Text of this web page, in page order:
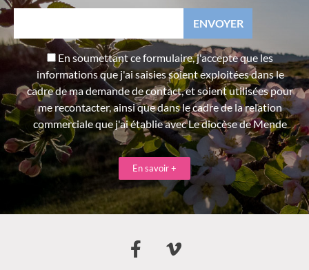
En soumettant ce formulaire, j'accepte que les
informations que j'ai saisies soient exploitées dans le
cadre de ma demande de contact, et soient utilisées pour
me recontacter, ainsi que dans le cadre de la relation
commerciale que j'ai établie avec Le diocèse de Mende
En savoir +